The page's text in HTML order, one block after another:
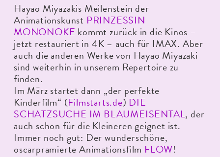
Hayao Miyazakis Meilenstein der
Animationskunst PRINZESSIN
MONONOKE kommt zurück in die Kinos –
jetzt restauriert in 4K – auch für IMAX. Aber
auch die anderen Werke von Hayao Miyazaki
sind weiterhin in unserem Repertoire zu
finden.
Im März startet dann „der perfekte
Kinderfilm“ (Filmstarts.de) DIE
SCHATZSUCHE IM BLAUMEISENTAL, der
auch schon für die Kleineren geignet ist.
Immer noch gut: Der wunderschöne,
oscarprämierte Animationsfilm FLOW!